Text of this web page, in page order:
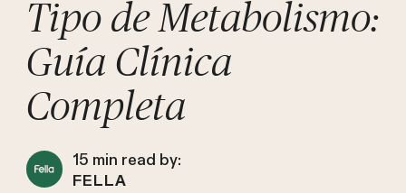
Tipo de Metabolismo:
Guía Clínica
Completa
15 min read by:
FELLA